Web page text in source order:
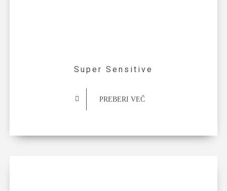
Super Sensitive
PREBERI VEČ